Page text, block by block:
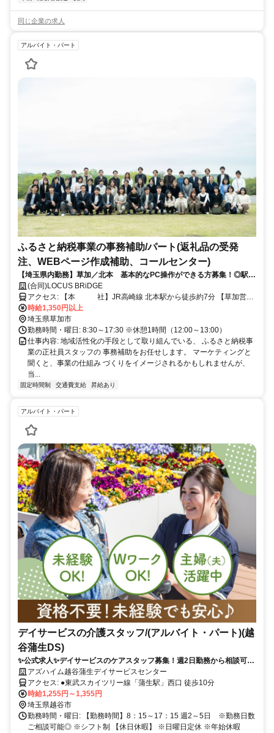
同じ企業の求人
アルバイト・パート
ふるさと納税事業の事務補助/パート(返礼品の受発
注、WEBページ作成補助、コールセンター)
【埼玉県内勤務】草加／北本 基本的なPC操作ができる方募集！◎駅か
ら近く通いやすい！◎賞与あり◎昇給あり
(合同)LOCUS BRiDGE
アクセス: 【本 社】JR高崎線 北本駅から徒歩約7分 【草加営業
所】東武伊勢崎線 新田駅 徒歩約7分 ＊車通勤 (要相談)／バイク通勤
OK／自転車通勤OK ＊転勤なし ＊U・Iターン歓迎
時給1,350円以上
埼玉県草加市
勤務時間・曜日: 8:30～17:30 ※休憩1時間（12:00～13:00）
仕事内容: 地域活性化の手段として取り組んでいる、 ふるさと納税事
業の正社員スタッフの 事務補助をお任せします。 マーケティングと
聞くと、事業の仕組み づくりをイメージされるかもしれませんが、
当...
固定時間制 交通費支給 昇給あり
アルバイト・パート
デイサービスの介護スタッフ/(アルバイト・パート)(越
谷蒲生DS)
✨公式求人✨デイサービスのケアスタッフ募集！週2日勤務から相談可◎
幅広い年代のスタッフ活躍！
アズハイム越谷蒲生デイサービスセンター
アクセス: ●東武スカイツリー線「蒲生駅」西口 徒歩10分
時給1,255円～1,355円
埼玉県越谷市
勤務時間・曜日: 【勤務時間】8：15～17：15 週2～5日 ※勤務日数
ご相談可能◎ ※シフト制 【休日休暇】 ※日曜日定休 ※年始休暇